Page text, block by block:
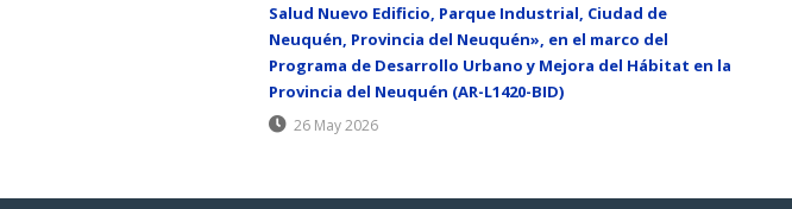
Salud Nuevo Edificio, Parque Industrial, Ciudad de
Neuquén, Provincia del Neuquén», en el marco del
Programa de Desarrollo Urbano y Mejora del Hábitat en la
Provincia del Neuquén (AR-L1420-BID)
26 May 2026